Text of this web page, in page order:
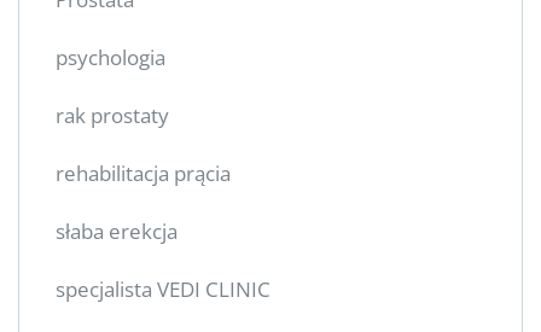
psychologia
rak prostaty
rehabilitacja prącia
słaba erekcja
specjalista VEDI CLINIC